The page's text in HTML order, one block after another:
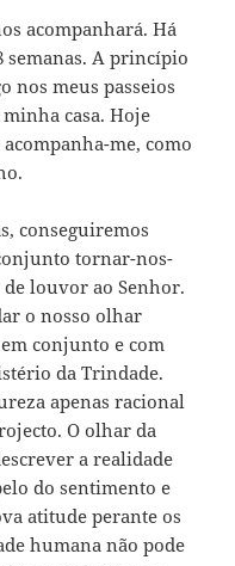
acompanhará. Há
semanas. A princípio
nos meus passeios
casa. Hoje
me, como
conseguiremos
tornar-nos-
louvor ao Senhor.
o nosso olhar
conjunto e com
da Trindade.
apenas racional
O olhar da
a realidade
do sentimento e
atitude perante os
humana não pode